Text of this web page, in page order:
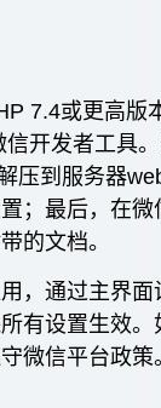
7.4或更高版
开发者工具
压到服务器
；最后，在
的文档。
，通过主界面
有设置生效
微信平台政策